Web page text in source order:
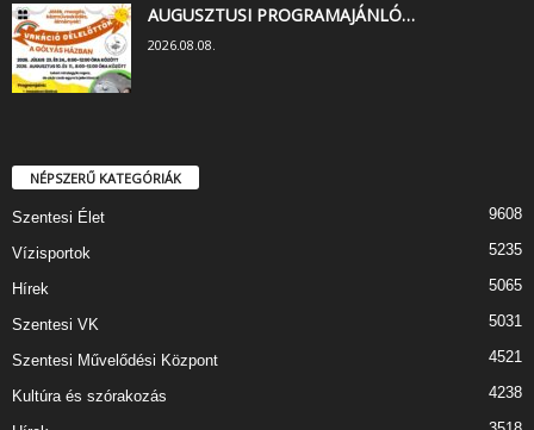
AUGUSZTUSI PROGRAMAJÁNLÓ…
2026.08.08.
NÉPSZERŰ KATEGÓRIÁK
Szentesi Élet 9608
Vízisportok 5235
Hírek 5065
Szentesi VK 5031
Szentesi Művelődési Központ 4521
Kultúra és szórakozás 4238